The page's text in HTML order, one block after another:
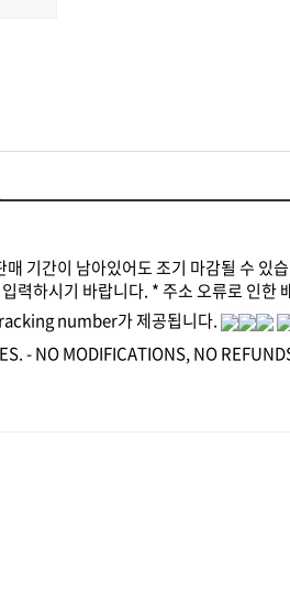
기간이 남아있어도 조기 마감될 수 있
하시기 바랍니다. * 주소 오류로 인한
number가 제공됩니다.
- NO MODIFICATIONS, NO